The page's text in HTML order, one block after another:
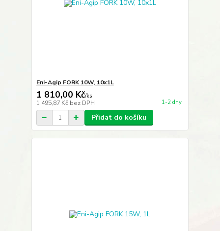
Eni-Agip FORK 10W, 10x1L
1 810,00 Kč/ks
1 495,87 Kč bez DPH 1-2 dny
Přidat do košíku